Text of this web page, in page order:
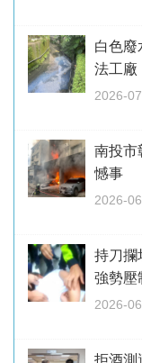
白色
法工廠
2026-
南投
憾事
2026-
持刀
強勢壓
2026-